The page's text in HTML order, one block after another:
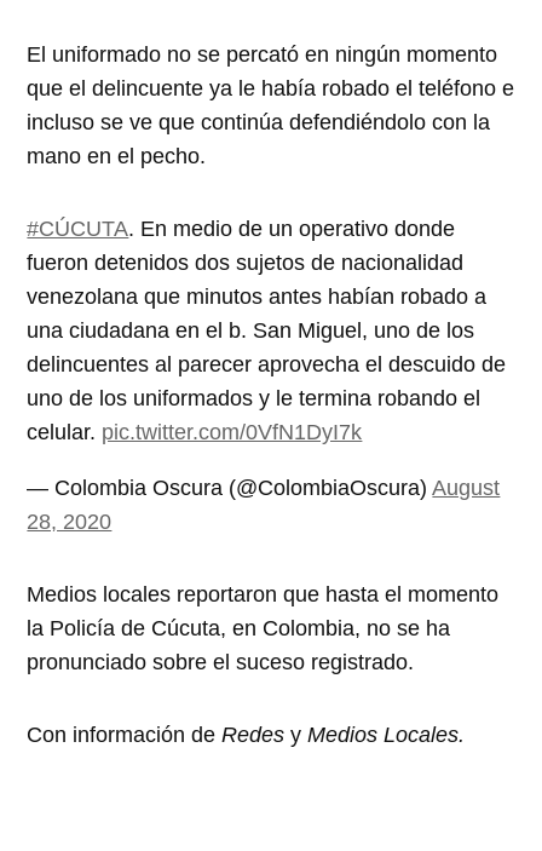
El uniformado no se percató en ningún momento
que el delincuente ya le había robado el teléfono e
incluso se ve que continúa defendiéndolo con la
mano en el pecho.
#CÚCUTA. En medio de un operativo donde
fueron detenidos dos sujetos de nacionalidad
venezolana que minutos antes habían robado a
una ciudadana en el b. San Miguel, uno de los
delincuentes al parecer aprovecha el descuido de
uno de los uniformados y le termina robando el
celular. pic.twitter.com/0VfN1DyI7k
— Colombia Oscura (@ColombiaOscura)August
28, 2020
Medios locales reportaron que hasta el momento
la Policía de Cúcuta, en Colombia, no se ha
pronunciado sobre el suceso registrado.
Con información deRedes yMedios Locales.